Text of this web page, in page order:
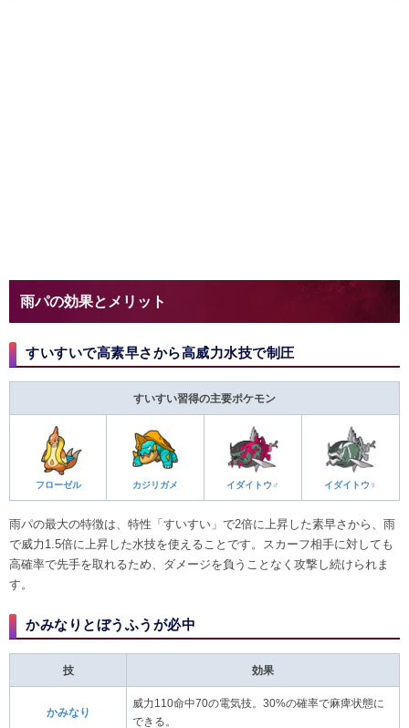
雨パの効果とメリット
すいすいで高素早さから高威力水技で制圧
すいすい習得の主要ポケモン
フローゼル カジリガメ イダイトウ♂ イダイトウ♀
雨パの最大の特徴は、特性「すいすい」で2倍に上昇した素早さから、雨
で威力1.5倍に上昇した水技を使えることです。スカーフ相手に対しても
高確率で先手を取れるため、ダメージを負うことなく攻撃し続けられま
す。
かみなりとぼうふうが必中
技 効果
かみなり
威力110命中70の電気技。30%の確率で麻痺状態に
できる。